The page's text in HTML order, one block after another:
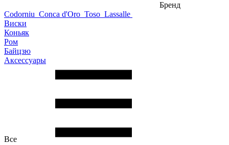
Бренд
Codorniu Conca d'Oro Toso Lassalle
Виски
Коньяк
Ром
Байцзю
Аксессуары
Все